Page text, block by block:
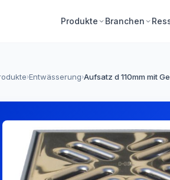
Produkte Branchen
›Entwässerung›Aufsatz d 110mm mit